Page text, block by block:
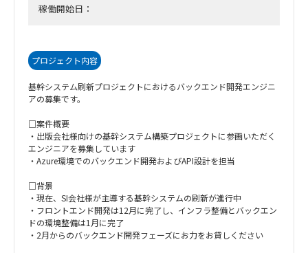
稼働開始日：
プロジェクト内容
基幹システム刷新プロジェクトにおけるバックエンド開発エンジニ
アの募集です。
□案件概要
・出版会社様向けの基幹システム構築プロジェクトに参画いただく
エンジニアを募集しています
・Azure環境でのバックエンド開発およびAPI設計を担当
□背景
・現在、SI会社様が主導する基幹システムの刷新が進行中
・フロントエンド開発は12月に完了し、インフラ整備とバックエン
ドの環境整備は1月に完了
・2月からのバックエンド開発フェーズにお力をお貸しください